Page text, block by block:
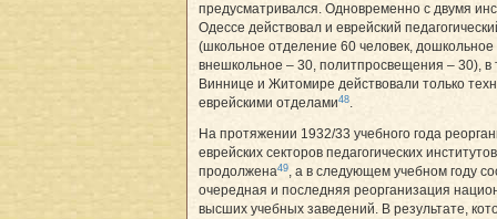
предусматривался. Одновременно с двумя
Одессе действовал и еврейский
(школьное отделение 60 человек, дошкольное
внешкольное – 30, политпросвещения – 30), в
Виннице и Житомире действовали только
еврейскими отделами48.
На протяжении 1932/33 учебного года
еврейских секторов педагогических
продолжена49, а в следующем учебном году
очередная и последняя реорганизация
высших учебных заведений. В результате,